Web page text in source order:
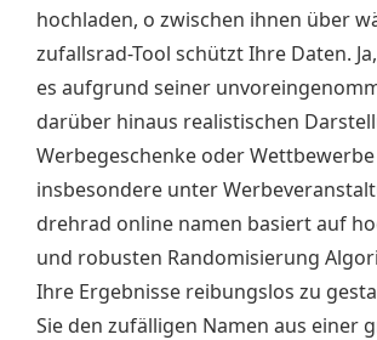
hochladen, o zwischen ihnen über
zufallsrad-Tool schützt Ihre Daten.
es aufgrund seiner
darüber hinaus realistischen
Werbegeschenke oder
insbesondere unter
drehrad online namen basiert auf
und robusten Randomisierung
Ihre Ergebnisse reibungslos zu
Sie den zufälligen Namen aus einer